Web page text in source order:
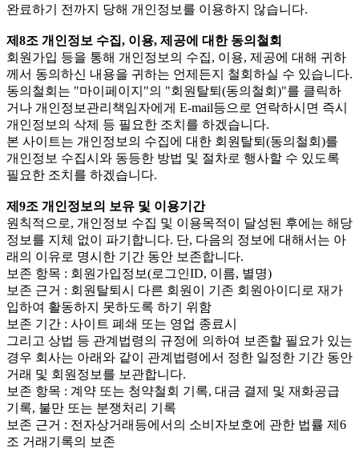
완료하기 전까지 당해 개인정보를 이용하지 않습니다.
제8조 개인정보 수집, 이용, 제공에 대한 동의철회
회원가입 등을 통해 개인정보의 수집, 이용, 제공에 대해 귀하
께서 동의하신 내용을 귀하는 언제든지 철회하실 수 있습니다.
동의철회는 "마이페이지"의 "회원탈퇴(동의철회)"를 클릭하
거나 개인정보관리책임자에게 E-mail등으로 연락하시면 즉시
개인정보의 삭제 등 필요한 조치를 하겠습니다.
본 사이트는 개인정보의 수집에 대한 회원탈퇴(동의철회)를
개인정보 수집시와 동등한 방법 및 절차로 행사할 수 있도록
필요한 조치를 하겠습니다.
제9조 개인정보의 보유 및 이용기간
원칙적으로, 개인정보 수집 및 이용목적이 달성된 후에는 해당
정보를 지체 없이 파기합니다. 단, 다음의 정보에 대해서는 아
래의 이유로 명시한 기간 동안 보존합니다.
보존 항목 : 회원가입정보(로그인ID, 이름, 별명)
보존 근거 : 회원탈퇴시 다른 회원이 기존 회원아이디로 재가
입하여 활동하지 못하도록 하기 위함
보존 기간 : 사이트 폐쇄 또는 영업 종료시
그리고 상법 등 관계법령의 규정에 의하여 보존할 필요가 있는
경우 회사는 아래와 같이 관계법령에서 정한 일정한 기간 동안
거래 및 회원정보를 보관합니다.
보존 항목 : 계약 또는 청약철회 기록, 대금 결제 및 재화공급
기록, 불만 또는 분쟁처리 기록
보존 근거 : 전자상거래등에서의 소비자보호에 관한 법률 제6
조 거래기록의 보존